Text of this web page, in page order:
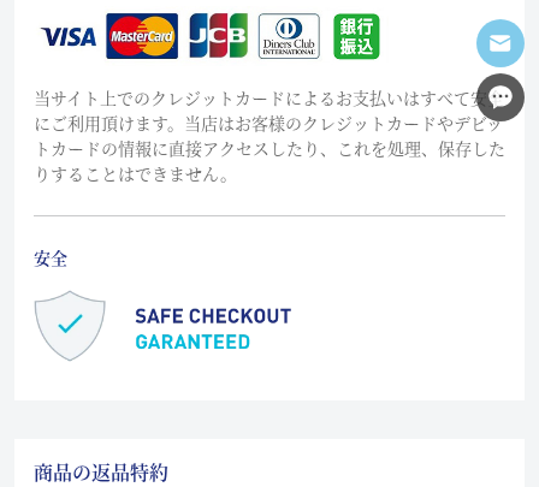
当サイト上でのクレジットカードによるお支払いはすべて安全
にご利用頂けます。当店はお客様のクレジットカードやデビッ
トカードの情報に直接アクセスしたり、これを処理、保存した
りすることはできません。
安全
商品の返品特約